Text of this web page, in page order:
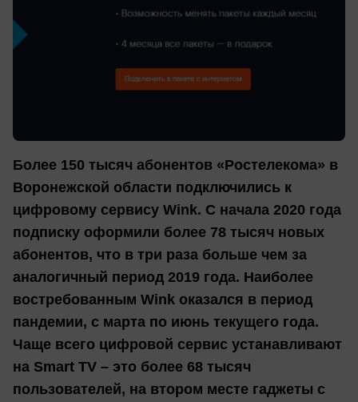
Более 150 тысяч абонентов «Ростелекома» в
Воронежской области подключились к
цифровому сервису Wink. С начала 2020 года
подписку оформили более 78 тысяч новых
абонентов, что в три раза больше чем за
аналогичный период 2019 года. Наиболее
востребованным Wink оказался в период
пандемии, с марта по июнь текущего года.
Чаще всего цифровой сервис устанавливают
на Smart TV – это более 68 тысяч
пользователей, на втором месте гаджеты с